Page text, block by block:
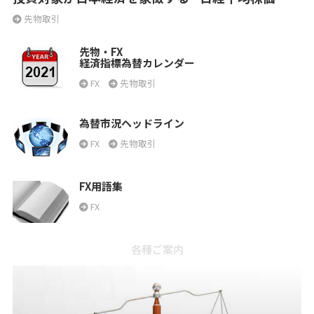
先物取引
先物・FX
経済指標為替カレンダー
FX 先物取引
為替市況ヘッドライン
FX 先物取引
FX用語集
FX
各種ご案内